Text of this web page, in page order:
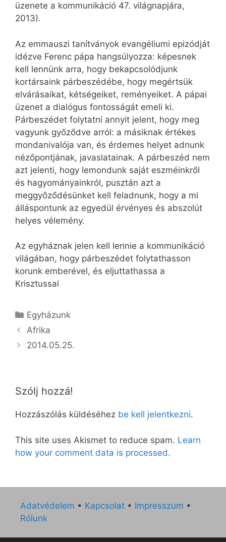
üzenete a kommunikáció 47. világnapjára,
2013).
Az emmauszi tanítványok evangéliumi epizódját
idézve Ferenc pápa hangsúlyozza: képesnek
kell lennünk arra, hogy bekapcsolódjunk
kortársaink párbeszédébe, hogy megértsük
elvárásaikat, kétségeiket, reményeiket. A pápai
üzenet a dialógus fontosságát emeli ki.
Párbeszédet folytatni annyit jelent, hogy meg
vagyunk győződve arról: a másiknak értékes
mondanivalója van, és érdemes helyet adnunk
nézőpontjának, javaslatainak. A párbeszéd nem
azt jelenti, hogy lemondunk saját eszméinkről
és hagyományainkról, pusztán azt a
meggyőződésünket kell feladnunk, hogy a mi
álláspontunk az egyedül érvényes és abszolút
helyes vélemény.
Az egyháznak jelen kell lennie a kommunikáció
világában, hogy párbeszédet folytathasson
korunk emberével, és eljuttathassa a
Krisztussal
Kategória
Egyházunk
Afrika
2014.05.25.
Szólj hozzá!
Hozzászólás küldéséhez be kell jelentkezni.
This site uses Akismet to reduce spam. Learn
how your comment data is processed.
Adatvédelem • Kapcsolat • Impresszum •
Rólunk